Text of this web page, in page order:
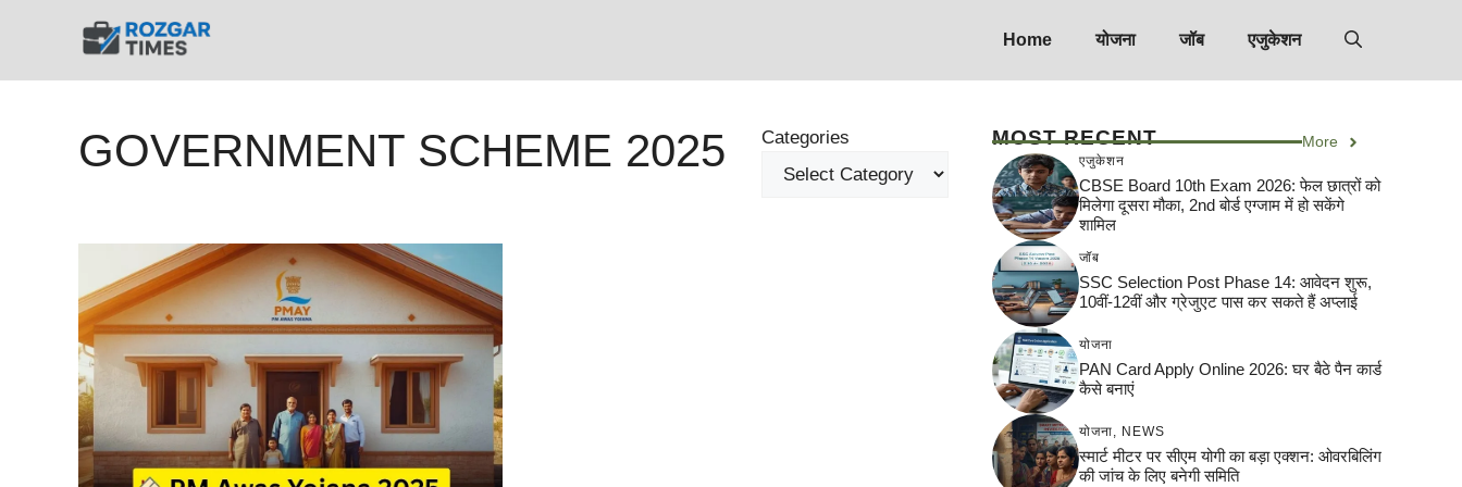
Home योजना जॉब एजुकेशन
GOVERNMENT SCHEME 2025 Categories MOST RECENT More
एजुकेशन
CBSE Board 10th Exam 2026: फेल छात्रों को
मिलेगा दूसरा मौका, 2nd बोर्ड एग्जाम में हो सकेंगे
शामिल
जॉब
SSC Selection Post Phase 14: आवेदन शुरू,
10वीं-12वीं और ग्रेजुएट पास कर सकते हैं अप्लाई
योजना
PAN Card Apply Online 2026: घर बैठे पैन कार्ड
कैसे बनाएं
योजना NEWS
स्मार्ट मीटर पर सीएम योगी का बड़ा एक्शन: ओवरबिलिंग
की जांच के लिए बनेगी समिति